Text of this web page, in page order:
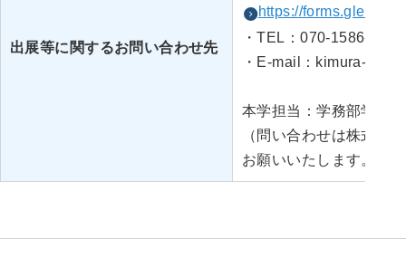
出展等に関するお問い合わせ先
https://forms.gle/
・TEL：070-1586-1138
・E-mail：kimura-
本学担当：学務部学生
（問い合わせは株式会
お願いいたします。）